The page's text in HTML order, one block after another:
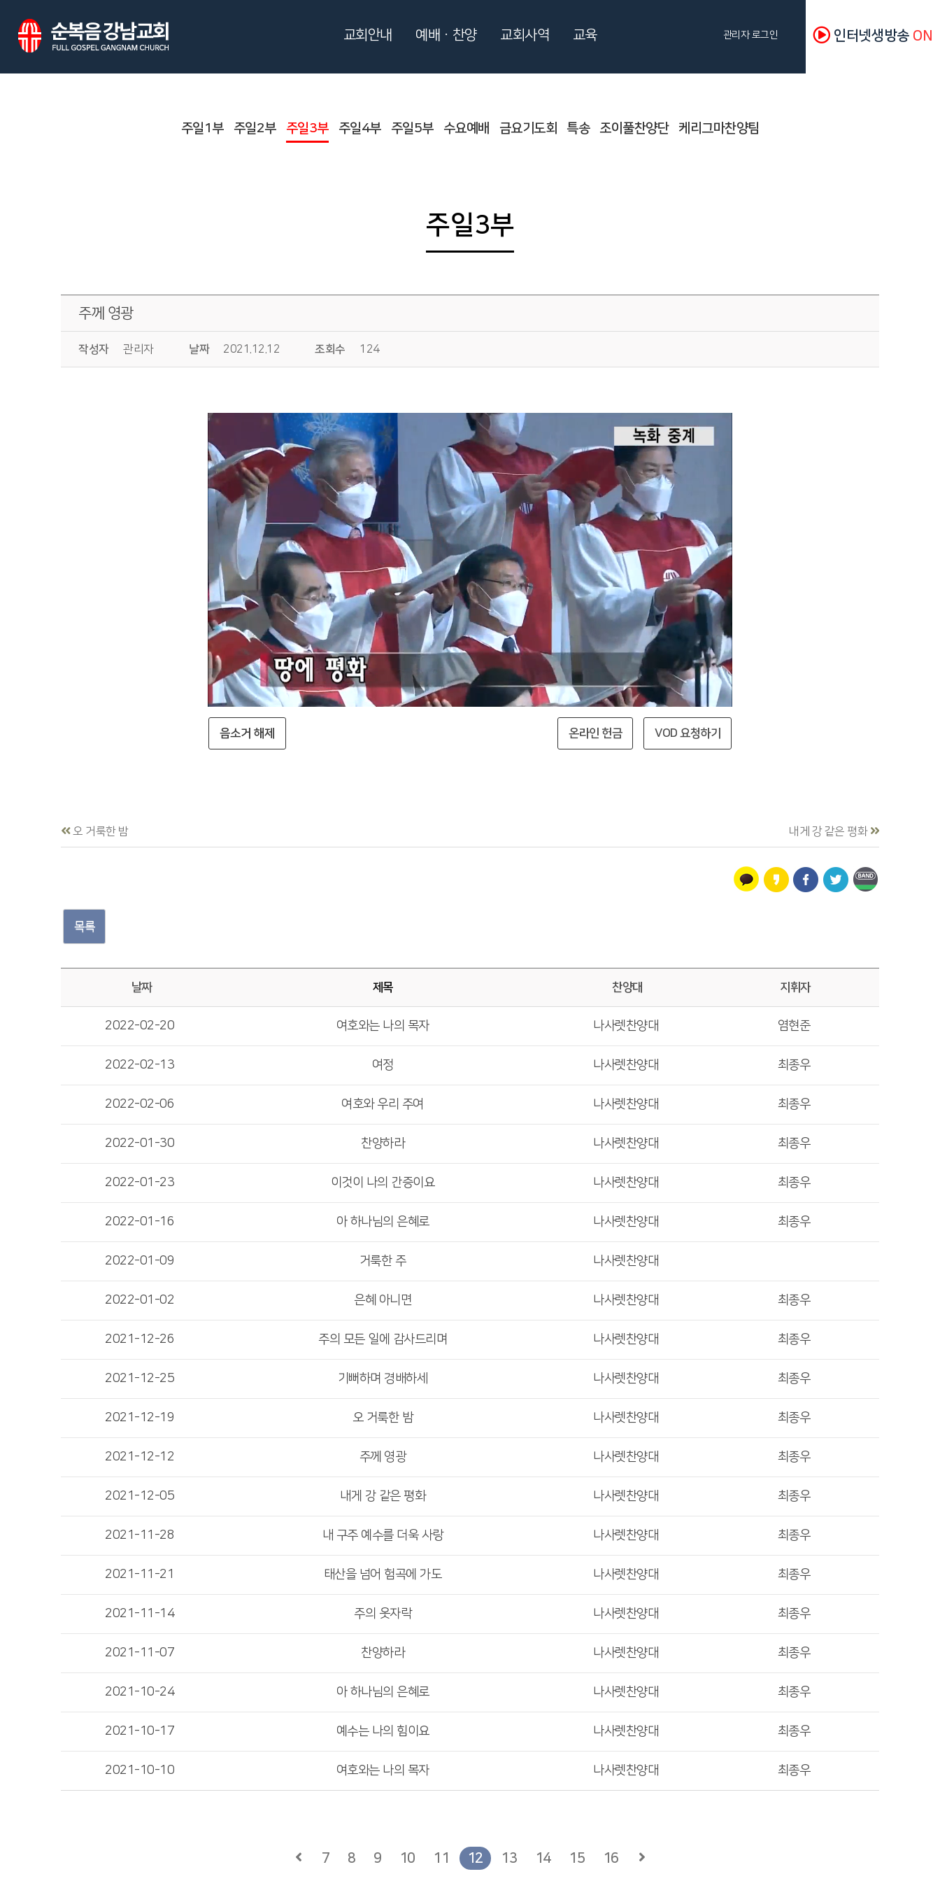
주일1부 주일2부 주일3부 주일4부 주일5부 수요예배 금요기도회 특송 조이풀찬양단 케리그마찬양팀
주일3부
주께 영광
작성자 관리자 날짜 2021.12.12 조회수 124
음소거 해제 VOD 요청하기
온라인 헌금
오 거룩한 밤 내게 강 같은 평화
목록
날짜 제목 찬양대 지휘자
2022-02-20 여호와는 나의 목자 나사렛찬양대 염현준
2022-02-13 여정 나사렛찬양대 최종우
2022-02-06 여호와 우리 주여 나사렛찬양대 최종우
2022-01-30 찬양하라 나사렛찬양대 최종우
2022-01-23 이것이 나의 간증이요 나사렛찬양대 최종우
2022-01-16 아 하나님의 은혜로 나사렛찬양대 최종우
2022-01-09 거룩한 주 나사렛찬양대
2022-01-02 은혜 아니면 나사렛찬양대 최종우
2021-12-26 주의 모든 일에 감사드리며 나사렛찬양대 최종우
2021-12-25 기뻐하며 경배하세 나사렛찬양대 최종우
2021-12-19 오 거룩한 밤 나사렛찬양대 최종우
2021-12-12 주께 영광 나사렛찬양대 최종우
2021-12-05 내게 강 같은 평화 나사렛찬양대 최종우
2021-11-28 내 구주 예수를 더욱 사랑 나사렛찬양대 최종우
2021-11-21 태산을 넘어 험곡에 가도 나사렛찬양대 최종우
2021-11-14 주의 옷자락 나사렛찬양대 최종우
2021-11-07 찬양하라 나사렛찬양대 최종우
2021-10-24 아 하나님의 은혜로 나사렛찬양대 최종우
2021-10-17 예수는 나의 힘이요 나사렛찬양대 최종우
2021-10-10 여호와는 나의 목자 나사렛찬양대 최종우
7 8 9 10 11 12 13 14 15 16
교회안내 예배ㆍ찬양 교회사역 교육 관리자 로그인 인터넷생방송 ON